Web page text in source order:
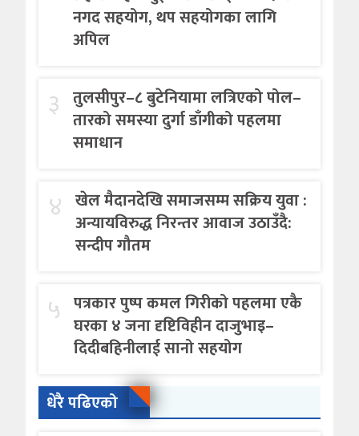
नगद सहयोग, थप सहयोगका लागि
अपिल
३ तुलसीपुर–८ बुटेनियामा लत्रिएको पोल–
तारको समस्या दुर्गा डाँगीको पहलमा
समाधान
४ खेल मैदानदेखि समाजसम्म सक्रिय युवा :
अन्यायविरुद्ध निरन्तर आवाज उठाउँदै:
सन्दीप गौतम
५ पत्रकार पुष्प कमल गिरीको पहलमा एकै
घरका ४ जना दृष्टिविहीन दाजुभाइ–
दिदीबहिनीलाई सानो सहयोग
धेरै पढिएको